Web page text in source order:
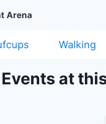
Arena
Walking
Events at